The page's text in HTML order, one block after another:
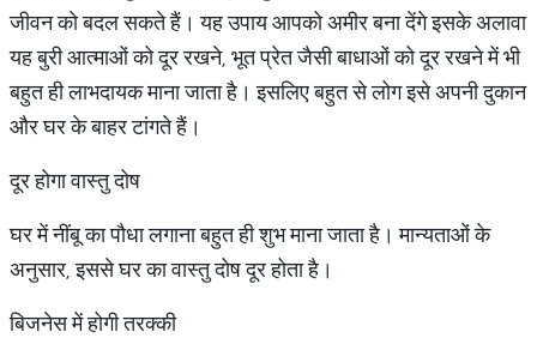
जीवन को बदल सकते हैं। यह उपाय आपको अमीर बना देंगे इसके अलावा
यह बुरी आत्माओं को दूर रखने, भूत प्रेत जैसी बाधाओं को दूर रखने में भी
बहुत ही लाभदायक माना जाता है। इसलिए बहुत से लोग इसे अपनी दुकान
और घर के बाहर टांगते हैं।
दूर होगा वास्तु दोष
घर में नींबू का पौधा लगाना बहुत ही शुभ माना जाता है। मान्यताओं के
अनुसार, इससे घर का वास्तु दोष दूर होता है।
बिजनेस में होगी तरक्की